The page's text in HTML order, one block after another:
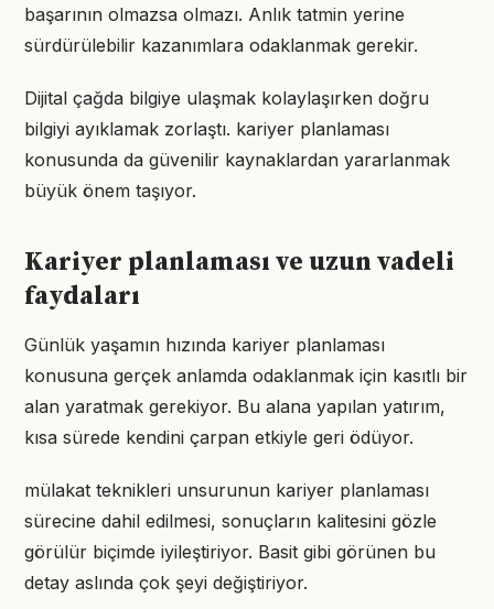
başarının olmazsa olmazı. Anlık tatmin yerine
sürdürülebilir kazanımlara odaklanmak gerekir.
Dijital çağda bilgiye ulaşmak kolaylaşırken doğru
bilgiyi ayıklamak zorlaştı. kariyer planlaması
konusunda da güvenilir kaynaklardan yararlanmak
büyük önem taşıyor.
Kariyer planlaması ve uzun vadeli
faydaları
Günlük yaşamın hızında kariyer planlaması
konusuna gerçek anlamda odaklanmak için kasıtlı bir
alan yaratmak gerekiyor. Bu alana yapılan yatırım,
kısa sürede kendini çarpan etkiyle geri ödüyor.
mülakat teknikleri unsurunun kariyer planlaması
sürecine dahil edilmesi, sonuçların kalitesini gözle
görülür biçimde iyileştiriyor. Basit gibi görünen bu
detay aslında çok şeyi değiştiriyor.